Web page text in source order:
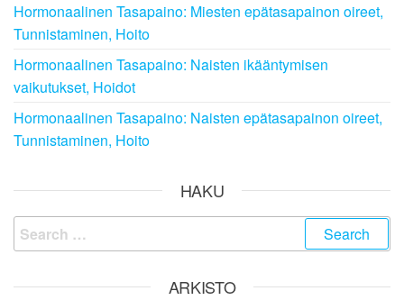
Hormonaalinen Tasapaino: Miesten epätasapainon oireet,
Tunnistaminen, Hoito
Hormonaalinen Tasapaino: Naisten ikääntymisen
vaikutukset, Hoidot
Hormonaalinen Tasapaino: Naisten epätasapainon oireet,
Tunnistaminen, Hoito
HAKU
Search
for:
ARKISTO